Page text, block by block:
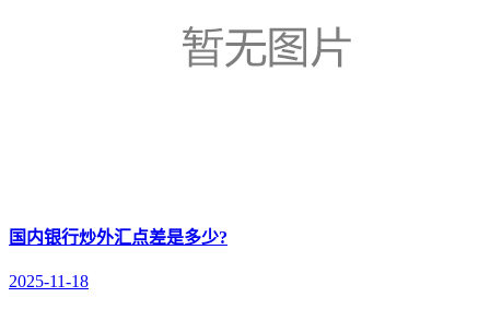
国内银行炒外汇点差是多少?
2025-11-18